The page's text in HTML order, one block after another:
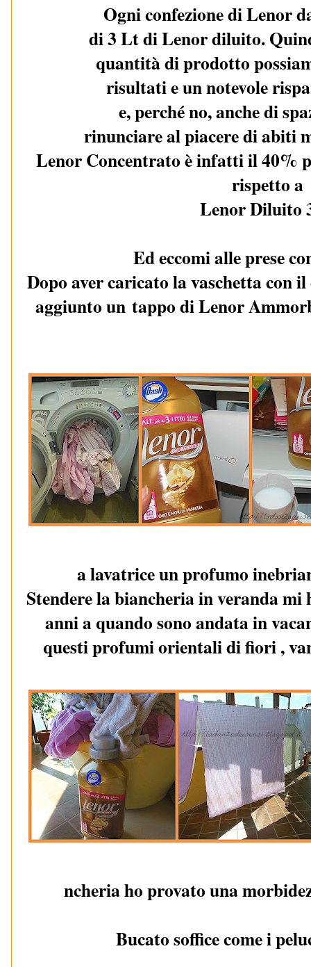
Ogni confezione di Lenor
di 3 Lt di Lenor diluito.
quantità di prodotto
risultati e un notevole
e, perché no, anche di
rinunciare al piacere di abiti
Lenor Concentrato è infatti il 40%
rispetto a
Lenor Diluito
Ed eccomi alle prese
Dopo aver caricato la vaschetta con
aggiunto un tappo di Lenor
a lavatrice un profumo
Stendere la biancheria in veranda
anni a quando sono andata in
questi profumi orientali di fiori ,
ncheria ho provato una
Bucato soffice come i